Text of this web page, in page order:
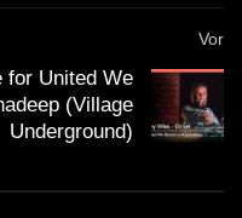
076 ||
Vor
for United We
(Village
Underground)